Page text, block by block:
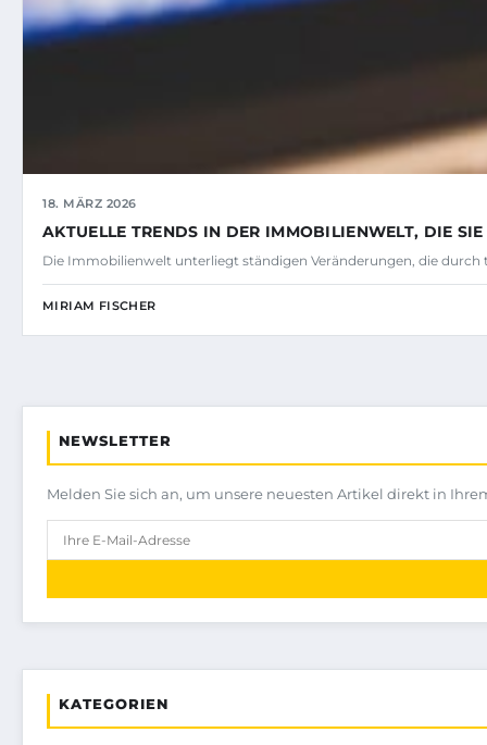
18. MÄRZ 2026
AKTUELLE TRENDS IN DER IMMOBILIENWELT, DIE SIE
Die Immobilienwelt unterliegt ständigen Veränderungen, die
MIRIAM FISCHER
NEWSLETTER
Melden Sie sich an, um unsere neuesten Artikel direkt in
KATEGORIEN